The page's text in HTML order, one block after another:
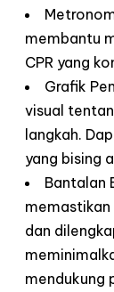
membantu
CPR yang
Grafik
visual
langkah.
yang bising
Bantalan
dan
mendukung